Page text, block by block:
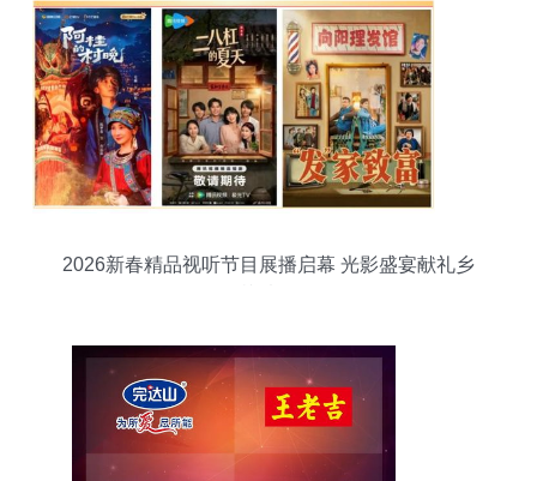
2026新春精品视听节目展播启幕 光影盛宴献礼乡